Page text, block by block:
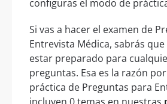
configuras el modo de
Si vas a hacer el examen de
Entrevista Médica, sabrás
estar preparado para
preguntas. Esa es la razón
práctica de Preguntas para